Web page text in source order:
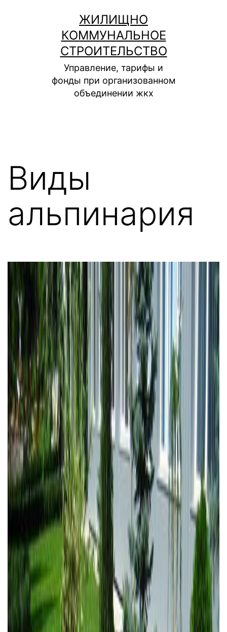
содержимому
ЖИЛИЩНО
КОММУНАЛЬНОЕ
СТРОИТЕЛЬСТВО
Управление, тарифы и
фонды при организованном
объединении жкх
Виды
альпинария